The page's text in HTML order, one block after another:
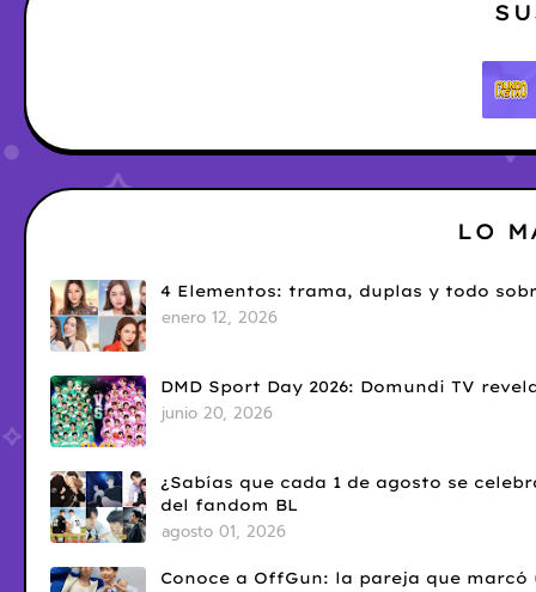
LO
4 Elementos: trama, duplas y todo
enero 12, 2026
DMD Sport Day 2026: Domundi TV
junio 20, 2026
¿Sabías que cada 1 de agosto se
del fandom BL
agosto 01, 2026
Conoce a OffGun: la pareja que